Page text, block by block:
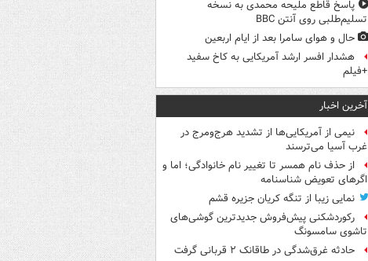
پاسخ قاطع ملیحه محمدی به نسخه
تسلیم‌طلبی روی آنتن BBC
حال و هوای سامرا بعد از ایام اربعین
هشدار افسر ارشد آمریکایی به کاخ سفید
+فیلم
آخرین اخبار
نیمی از آمریکایی‌ها از تشدید هرج‌ومرج در
غرب آسیا می‌ترسند
از حذف نام همسر تا تغییر نام خانوادگی؛ اما و
اگرهای تعویض شناسنامه
نمایی زیبا از تنگه کریان جزیره قشم
رکوردشکنی پیش‌فروش جدیدترین گوشی‌های
تاشوی سامسونگ
حادثه غرق‌شدگی در طاقانک ۲ قربانی گرفت